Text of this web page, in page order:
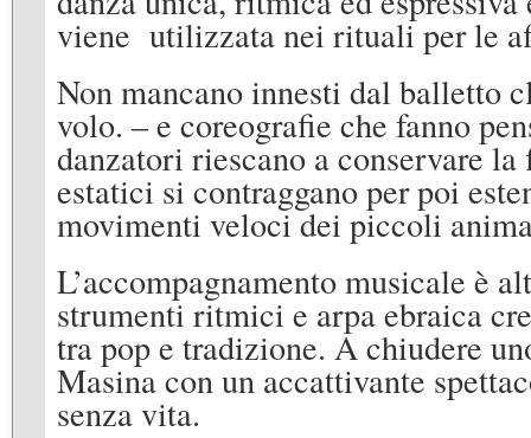
viene utilizzata nei rituali per le
Non mancano innesti dal balletto
volo. – e coreografie che fanno
danzatori riescano a conservare
estatici si contraggano per poi
movimenti veloci dei piccoli
L’accompagnamento musicale è
strumenti ritmici e arpa ebraica
tra pop e tradizione. A chiudere
Masina con un accattivante
senza vita.